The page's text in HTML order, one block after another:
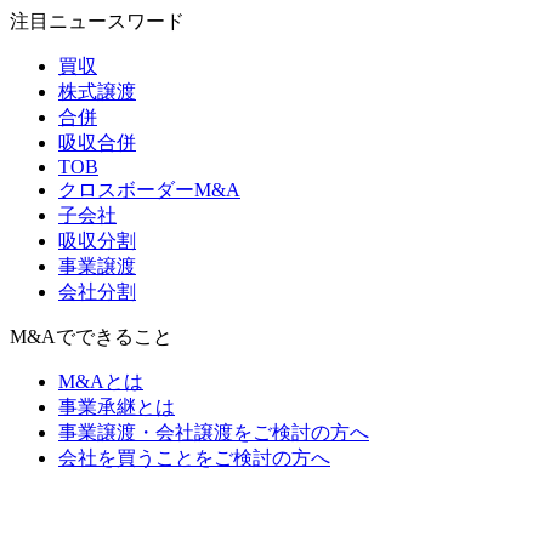
注目ニュースワード
買収
株式譲渡
合併
吸収合併
TOB
クロスボーダーM&A
子会社
吸収分割
事業譲渡
会社分割
M&Aでできること
M&Aとは
事業承継とは
事業譲渡・会社譲渡をご検討の方へ
会社を買うことをご検討の方へ